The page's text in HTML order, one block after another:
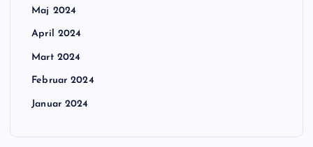
Maj 2024
April 2024
Mart 2024
Februar 2024
Januar 2024